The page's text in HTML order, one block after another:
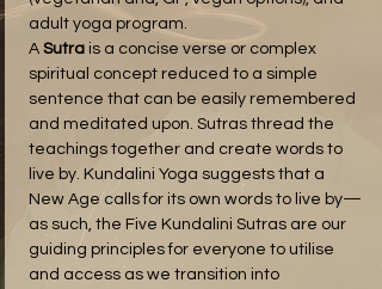
adult yoga program.
A Sutra is a concise verse or complex
spiritual concept reduced to a simple
sentence that can be easily remembered
and meditated upon. Sutras thread the
teachings together and create words to
live by. Kundalini Yoga suggests that a
New Age calls for its own words to live by—
as such, the Five Kundalini Sutras are our
guiding principles for everyone to utilise
and access as we transition into